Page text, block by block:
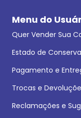
Menu do
Quer Vender Sua
Estado de
Pagamento e
Trocas e
Reclamações e